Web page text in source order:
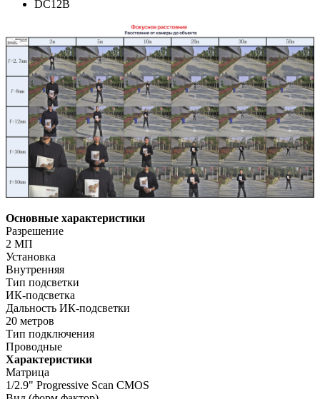
DC12В
Основные характеристики
Разрешение
2 МП
Установка
Внутренняя
Тип подсветки
ИК-подсветка
Дальность ИК-подсветки
20 метров
Тип подключения
Проводные
Характеристики
Матрица
1/2.9" Progressive Scan CMOS